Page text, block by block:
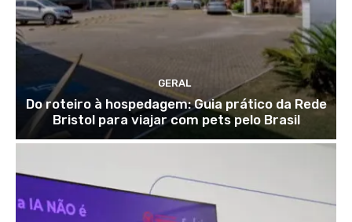
GERAL
Do roteiro à hospedagem: Guia prático da Rede
Bristol para viajar com pets pelo Brasil